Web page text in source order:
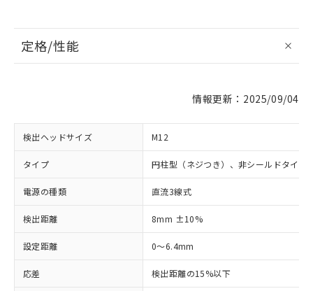
定格/性能
情報更新：2025/09/04
検出ヘッドサイズ M12
タイプ 円柱型（ネジつき）、非シールドタイプ
電源の種類 直流3線式
検出距離 8mm ±10%
設定距離 0～6.4mm
応差 検出距離の15%以下